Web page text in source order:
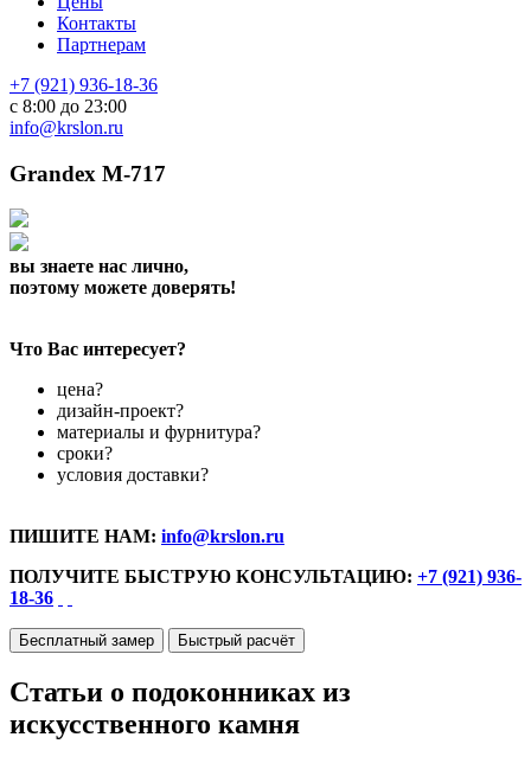
Контакты
Партнерам
+7 (921) 936-18-36
с 8:00 до 23:00
info@krslon.ru
Grandex M-717
вы знаете нас лично,
поэтому можете доверять!
Что Вас интересует?
цена?
дизайн-проект?
материалы и фурнитура?
сроки?
условия доставки?
ПИШИТЕ НАМ: info@krslon.ru
ПОЛУЧИТЕ БЫСТРУЮ КОНСУЛЬТАЦИЮ: +7 (921) 936-
18-36
Бесплатный замер Быстрый расчёт
Статьи о подоконниках из
искусственного камня